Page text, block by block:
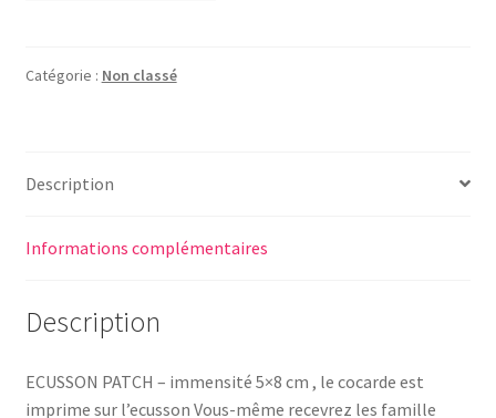
Catégorie : Non classé
Description
Informations complémentaires
Description
ECUSSON PATCH – immensité 5×8 cm , le cocarde est
imprime sur l’ecusson Vous-même recevrez les famille